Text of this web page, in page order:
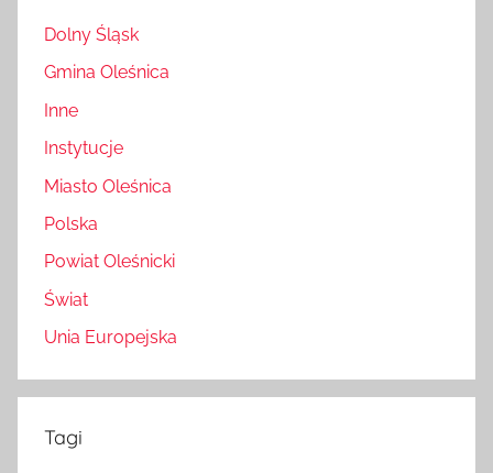
Dolny Śląsk
Gmina Oleśnica
Inne
Instytucje
Miasto Oleśnica
Polska
Powiat Oleśnicki
Świat
Unia Europejska
Tagi